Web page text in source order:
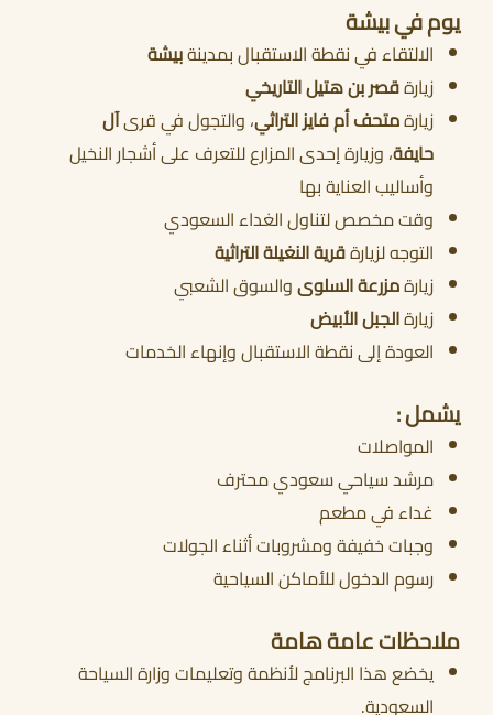
أحجز الان
يوم في بيشة
الالتقاء في نقطة الاستقبال بمدينةبيشة
زيارةقصر بن هتيل التاريخي
زيارةمتحف أم فايز التراثي، والتجول في قرىآل
حايفة، وزيارة إحدى المزارع للتعرف على أشجار النخيل
وأساليب العناية بها
وقت مخصص لتناول الغداء السعودي
التوجه لزيارةقرية النغيلة التراثية
زيارةمزرعة السلوىوالسوق الشعبي
زيارةالجبل الأبيض
العودة إلى نقطة الاستقبال وإنهاء الخدمات
يشمل :
المواصلات
مرشد سياحي سعودي محترف
غداء في مطعم
وجبات خفيفة ومشروبات أثناء الجولات
رسوم الدخول للأماكن السياحية
ملاحظات عامة هامة
يخضع هذا البرنامج لأنظمة وتعليمات وزارة السياحة
السعودية.